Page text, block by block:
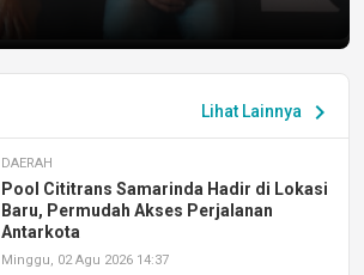
Lihat Lainnya chevron_right
DAERAH
Pool Cititrans Samarinda Hadir di Lokasi
Baru, Permudah Akses Perjalanan
Antarkota
Minggu, 02 Agu 2026 14:37